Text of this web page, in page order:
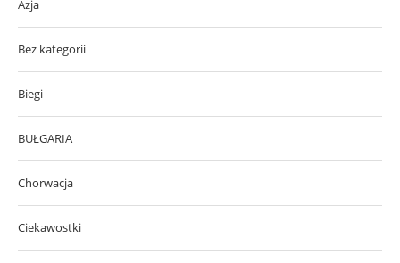
Azja
Bez kategorii
Biegi
BUŁGARIA
Chorwacja
Ciekawostki